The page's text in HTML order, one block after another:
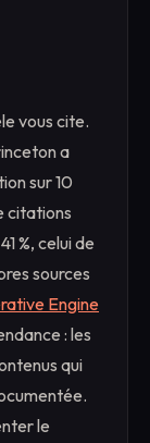
vous cite.
a
sur 10
citations
%, celui de
sources
Engine
: les
qui
le